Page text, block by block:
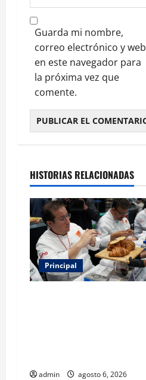
Guarda mi nombre,
correo electrónico y web
en este navegador para
la próxima vez que
comente.
HISTORIAS RELACIONADAS
Principal
admin
agosto 6, 2026